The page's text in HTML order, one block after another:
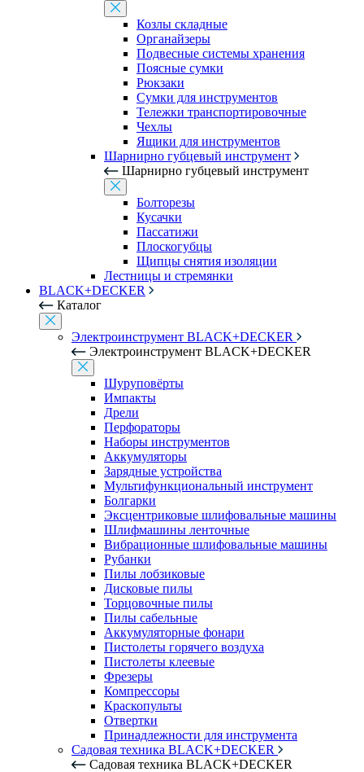
Козлы складные
Органайзеры
Подвесные системы хранения
Поясные сумки
Рюкзаки
Сумки для инструментов
Тележки транспортировочные
Чехлы
Ящики для инструментов
Шарнирно губцевый инструмент
Шарнирно губцевый инструмент
Болторезы
Кусачки
Пассатижи
Плоскогубцы
Щипцы снятия изоляции
Лестницы и стремянки
BLACK+DECKER
Каталог
Электроинструмент BLACK+DECKER
Электроинструмент BLACK+DECKER
Шуруповёрты
Импакты
Дрели
Перфораторы
Наборы инструментов
Аккумуляторы
Зарядные устройства
Мультифункциональный инструмент
Болгарки
Эксцентриковые шлифовальные машины
Шлифмашины ленточные
Вибрационные шлифовальные машины
Рубанки
Пилы лобзиковые
Дисковые пилы
Торцовочные пилы
Пилы сабельные
Аккумуляторные фонари
Пистолеты горячего воздуха
Пистолеты клеевые
Фрезеры
Компрессоры
Краскопульты
Отвертки
Принадлежности для инструмента
Садовая техника BLACK+DECKER
Садовая техника BLACK+DECKER